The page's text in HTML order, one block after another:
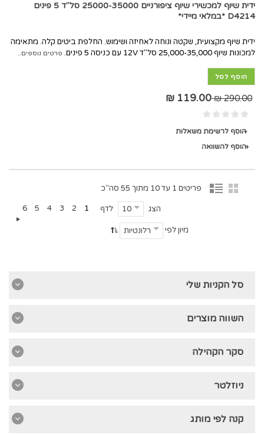
ידית שיוף למכשירי שיוף ציפורניים 25000-35000 סל"ד 5 פינים
D4214 *במלאי מיידי*
ידית שיוף מקצועית, שקטה ונוחה לאחיזה ושימוש. החלפת ביטים קלה. מתאימה
למכונות שיוף 25,000-35,000 סל"ד 12V עם כניסה 5 פינים.
פרטים נוספים..
הוסף לסל
290.00 ₪
119.00 ₪
הוסף לרשימת משאלות
הוסף להשוואה
פריטים 1 עד 10 מתוך 55 סה"כ
1
2
3
4
5
6 הצג 10 לדף
מיון לפי רלונטיות
סל הקניות שלי
השווה מוצרים
סקר הקהילה
ניוזלטר
קנה לפי מותג